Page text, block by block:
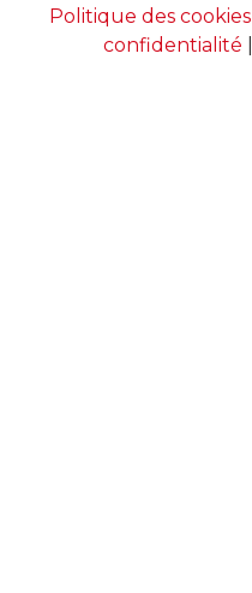
Politique des cookies
confidentialité